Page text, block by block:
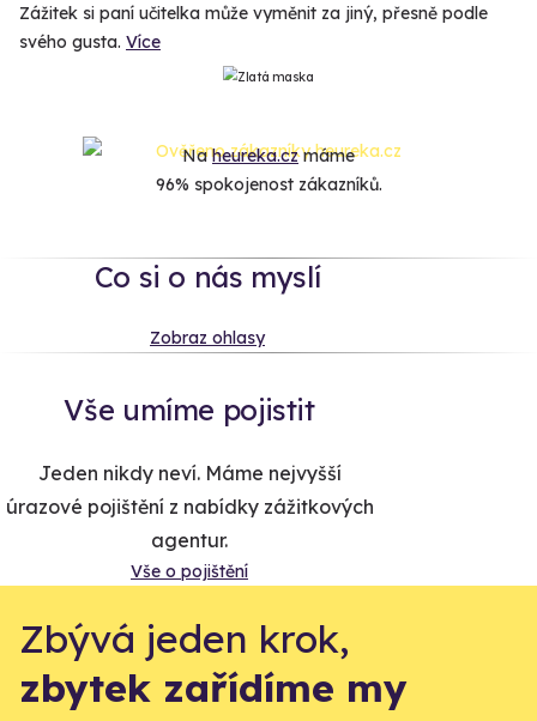
Zážitek si paní učitelka může vyměnit za jiný, přesně podle
svého gusta. Více
Naheureka.czmáme
96% spokojenost zákazníků.
Co si o nás myslí
Zobraz ohlasy
Vše umíme pojistit
Jeden nikdy neví. Máme nejvyšší
úrazové pojištění z nabídky zážitkových
agentur.
Vše o pojištění
Zbývá jeden krok,
zbytek zařídíme my